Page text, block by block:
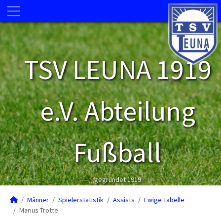
TSV LEUNA 1919
e.V. Abteilung
Fußball
gegründet 1919
Männer Spielerstatistik Assists
Ewige Tabelle
Marius Trotte